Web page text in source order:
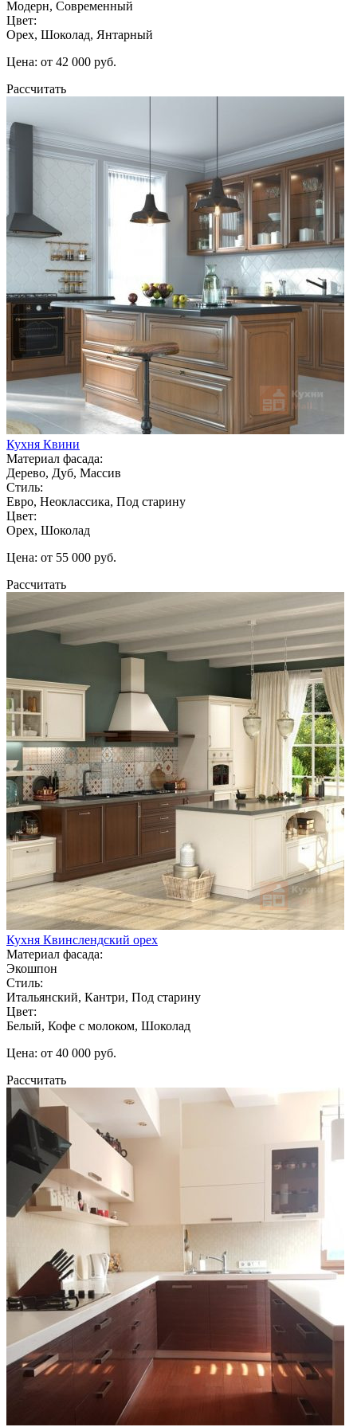
Модерн, Современный
Цвет:
Орех, Шоколад, Янтарный
Цена: от 42 000 руб.
Рассчитать
Кухня Квини
Материал фасада:
Дерево, Дуб, Массив
Стиль:
Евро, Неоклассика, Под старину
Цвет:
Орех, Шоколад
Цена: от 55 000 руб.
Рассчитать
Кухня Квинслендский орех
Материал фасада:
Экошпон
Стиль:
Итальянский, Кантри, Под старину
Цвет:
Белый, Кофе с молоком, Шоколад
Цена: от 40 000 руб.
Рассчитать